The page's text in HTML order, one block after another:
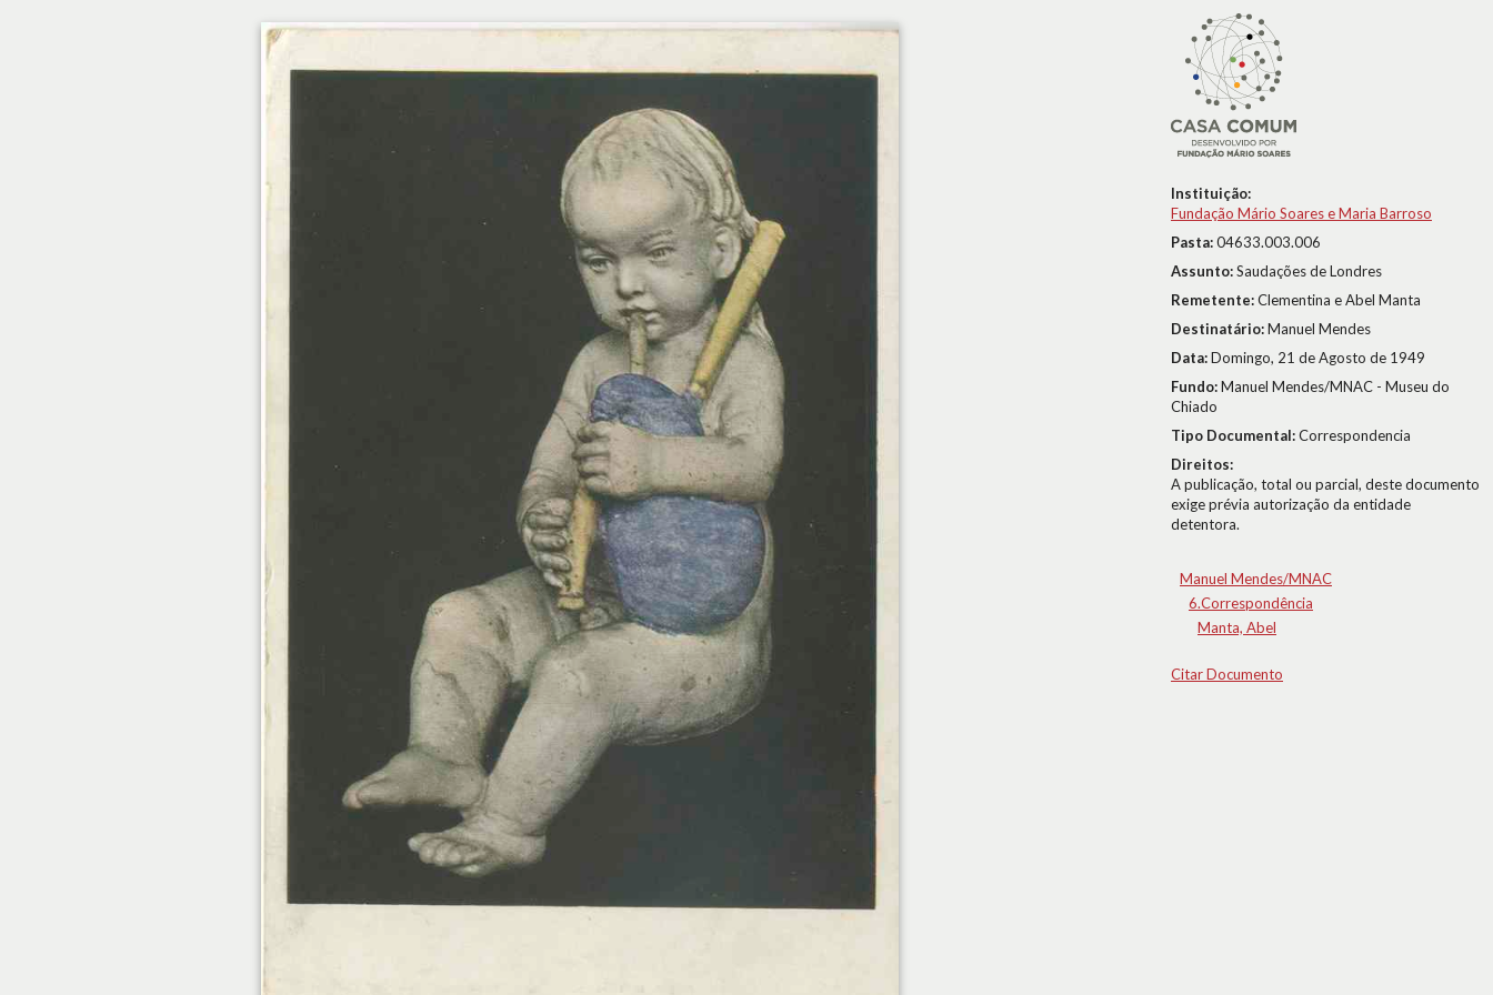
Instituição:
Fundação Mário Soares e Maria Barroso
Pasta:04633.003.006
Assunto:Saudações de Londres
Remetente:Clementina e Abel Manta
Destinatário:Manuel Mendes
Data:Domingo, 21 de Agosto de 1949
Fundo:Manuel Mendes/MNAC - Museu do
Chiado
Tipo Documental:Correspondencia
Direitos:
A publicação, total ou parcial, deste documento
exige prévia autorização da entidade
detentora.
Manuel Mendes/MNAC
6.Correspondência
Manta, Abel
Citar Documento